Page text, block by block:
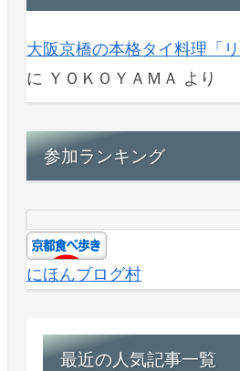
大阪京橋の本格タイ料理「
に ＹＯＫＯＹＡＭＡ より
参加ランキング
にほんブログ村
最近の人気記事一覧